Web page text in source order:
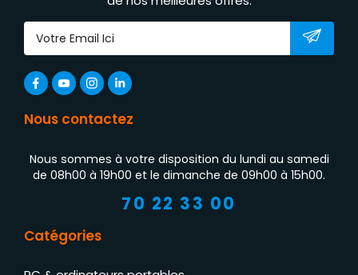
Nous contactez
Nous sommes à votre disposition du lundi au samedi
de 08h00 à 19h00 et le dimanche de 09h00 à 15h00.
70 22 33 00
Catégories